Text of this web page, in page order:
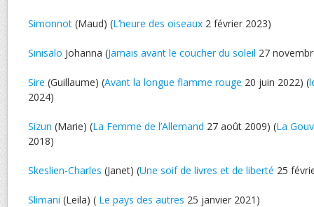
Simonnot (Maud) (L’heure des oiseaux 2 février 2023)
Sinisalo Johanna (Jamais avant le coucher du soleil 27
Sire (Guillaume) (Avant la longue flamme rouge 20 juin 2022) (
2024)
Sizun (Marie) (La Femme de l’Allemand 27 août 2009) (La
2018)
Skeslien-Charles (Janet) (Une soif de livres et de liberté 25
Slimani (Leila) ( Le pays des autres 25 janvier 2021)